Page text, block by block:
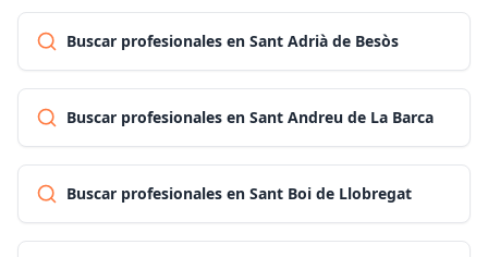
Buscar profesionales en Sant Adrià de Besòs
Buscar profesionales en Sant Andreu de La Barca
Buscar profesionales en Sant Boi de Llobregat